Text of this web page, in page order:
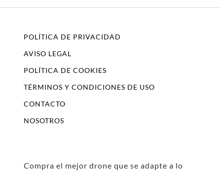
POLÍTICA DE PRIVACIDAD
AVISO LEGAL
POLÍTICA DE COOKIES
TÉRMINOS Y CONDICIONES DE USO
CONTACTO
NOSOTROS
Compra el mejor drone que se adapte a lo